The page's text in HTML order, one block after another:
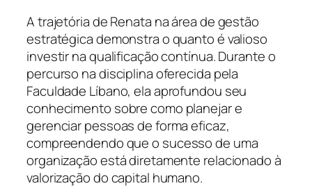
A trajetória de Renata na área de gestão
estratégica demonstra o quanto é valioso
investir na qualificação contínua. Durante o
percurso na disciplina oferecida pela
Faculdade Líbano, ela aprofundou seu
conhecimento sobre como planejar e
gerenciar pessoas de forma eficaz,
compreendendo que o sucesso de uma
organização está diretamente relacionado à
valorização do capital humano.